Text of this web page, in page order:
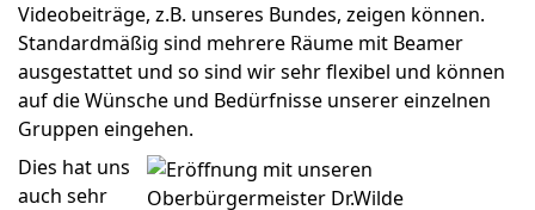
Videobeiträge, z.B. unseres Bundes, zeigen können.
Standardmäßig sind mehrere Räume mit Beamer
ausgestattet und so sind wir sehr flexibel und können
auf die Wünsche und Bedürfnisse unserer einzelnen
Gruppen eingehen.
Dies hat uns
auch sehr